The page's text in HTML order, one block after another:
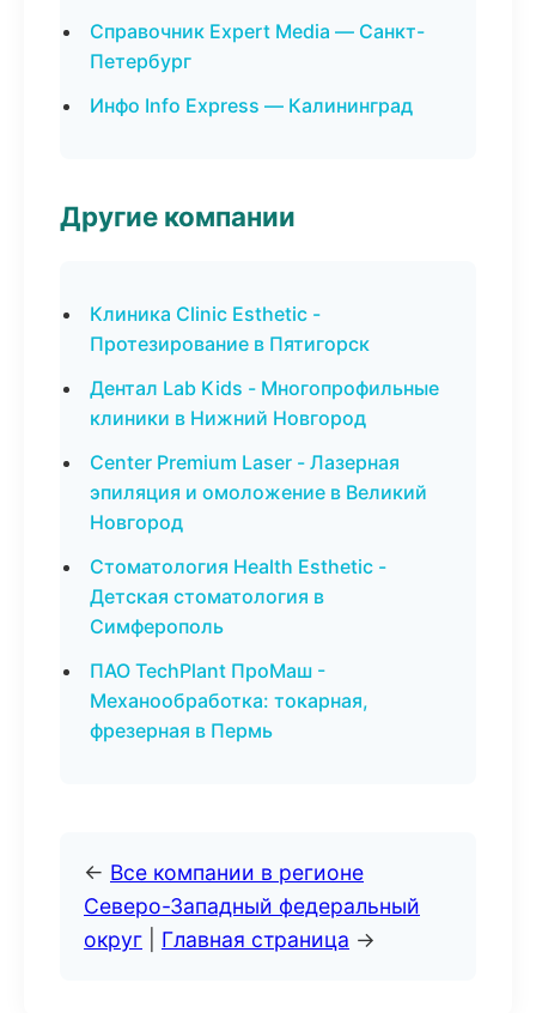
Справочник Expert Media — Санкт-
Петербург
Инфо Info Express — Калининград
Другие компании
Клиника Clinic Esthetic -
Протезирование в Пятигорск
Дентал Lab Kids - Многопрофильные
клиники в Нижний Новгород
Center Premium Laser - Лазерная
эпиляция и омоложение в Великий
Новгород
Стоматология Health Esthetic -
Детская стоматология в
Симферополь
ПАО TechPlant ПроМаш -
Механообработка: токарная,
фрезерная в Пермь
← Все компании в регионе
Северо-Западный федеральный
округ
Главная страница →